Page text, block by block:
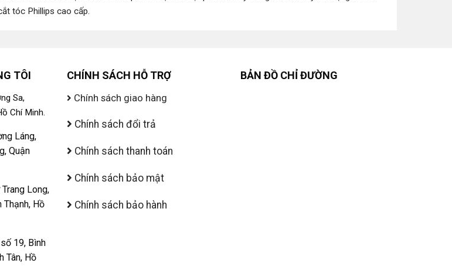
tóc Phillips cao cấp.
TÔI
Sa,
Chí Minh.
Láng,
Quận
Long,
Thạnh, Hồ
19, Bình
Tân, Hồ
CHÍNH SÁCH HỖ TRỢ
Chính sách giao hàng
Chính sách đổi trả
Chính sách thanh toán
Chính sách bảo mật
Chính sách bảo hành
BẢN ĐỒ CHỈ ĐƯỜNG